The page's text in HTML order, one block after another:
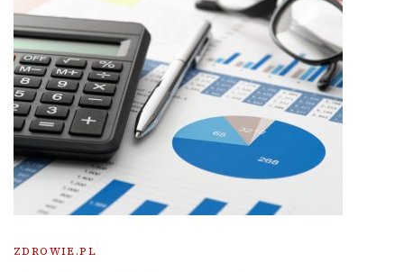
ZDROWIE.PL